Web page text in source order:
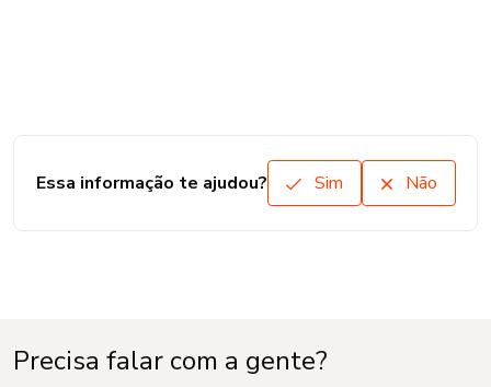
Essa informação te ajudou? Sim Não
Precisa falar com a gente?